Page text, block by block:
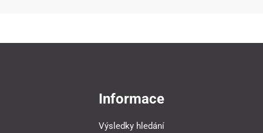
Informace
Výsledky hledání